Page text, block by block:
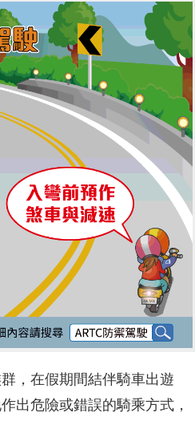
，在假期間結伴騎車出遊
出危險或錯誤的騎乘方式，